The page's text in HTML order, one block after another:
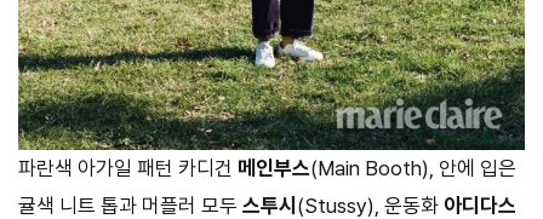
파란색 아가일 패턴 카디건 메인부스(Main Booth), 안에 입은
귤색 니트 톱과 머플러 모두 스투시 (Stussy), 운동화 아디다스